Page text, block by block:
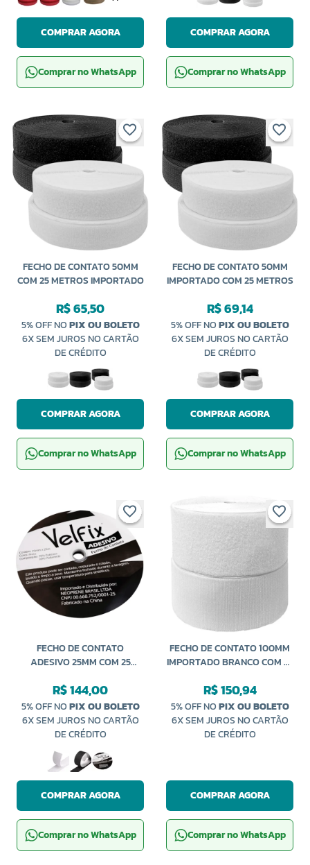
COMPRAR AGORA
Comprar no WhatsApp
COMPRAR AGORA
Comprar no WhatsApp
FECHO DE CONTATO 50MM
COM 25 METROS IMPORTADO
R$ 65,50
5% OFF NOPIX OU BOLETO
6X SEM JUROS NO CARTÃO
DE CRÉDITO
COMPRAR AGORA
Comprar no WhatsApp
FECHO DE CONTATO 50MM
IMPORTADO COM 25 METROS
R$ 69,14
5% OFF NOPIX OU BOLETO
6X SEM JUROS NO CARTÃO
DE CRÉDITO
COMPRAR AGORA
Comprar no WhatsApp
FECHO DE CONTATO
ADESIVO 25MM COM 25
R$ 144,00
5% OFF NOPIX OU BOLETO
6X SEM JUROS NO CARTÃO
DE CRÉDITO
COMPRAR AGORA
Comprar no WhatsApp
FECHO DE CONTATO 100MM
IMPORTADO BRANCO COM 25
R$ 150,94
5% OFF NOPIX OU BOLETO
6X SEM JUROS NO CARTÃO
DE CRÉDITO
COMPRAR AGORA
Comprar no WhatsApp